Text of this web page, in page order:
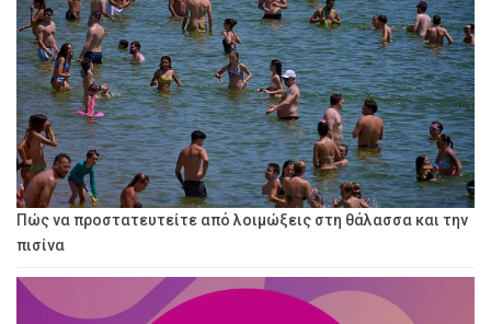
Πώς να προστατευτείτε από λοιμώξεις στη θάλασσα και την
πισίνα